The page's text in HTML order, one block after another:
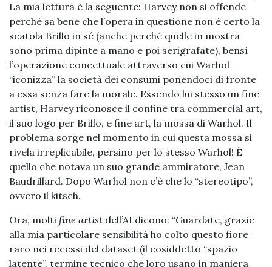
La mia lettura è la seguente: Harvey non si offende
perché sa bene che l’opera in questione non è certo la
scatola Brillo in sé (anche perché quelle in mostra
sono prima dipinte a mano e poi serigrafate), bensì
l’operazione concettuale attraverso cui Warhol
“iconizza” la società dei consumi ponendoci di fronte
a essa senza fare la morale. Essendo lui stesso un fine
artist, Harvey riconosce il confine tra commercial art,
il suo logo per Brillo, e fine art, la mossa di Warhol. Il
problema sorge nel momento in cui questa mossa si
rivela irreplicabile, persino per lo stesso Warhol! È
quello che notava un suo grande ammiratore, Jean
Baudrillard. Dopo Warhol non c’è che lo “stereotipo”,
ovvero il kitsch.
Ora, molti fine artist dell’AI dicono: “Guardate, grazie
alla mia particolare sensibilità ho colto questo fiore
raro nei recessi del dataset (il cosiddetto “spazio
latente”, termine tecnico che loro usano in maniera